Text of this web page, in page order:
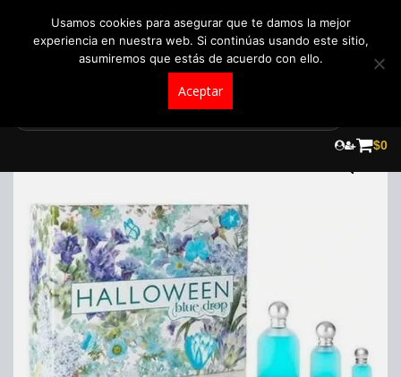
$0
Usamos cookies para asegurar que te damos la mejor
experiencia en nuestra web. Si continúas usando este sitio,
asumiremos que estás de acuerdo con ello.
Aceptar